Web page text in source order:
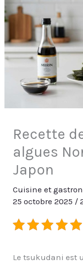
Recette
algues
Japon
Cuisine et
25 octobre 2025 /
Le tsukudani est